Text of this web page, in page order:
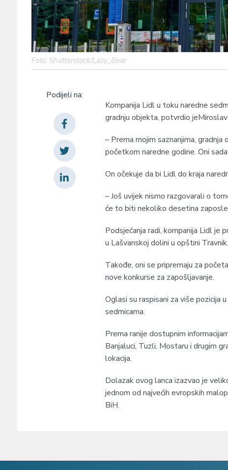
Foto: Shutterstock/Lazy_Bear
Podijeli na:
Kompanija Lidl u toku naredne
gradnju objekta, potvrdio
– Prema mojim saznanjima,
početkom naredne godine. Oni
On očekuje da bi Lidl do kraja
– Još uvijek nismo razgovarali o
će to biti nekoliko desetina
Podsjećanja radi, kompanija Lidl je
u Lašvanskoj dolini u opštini Travnik.
Takođe, oni se pripremaju za
nove konkurse za zapošljavanje.
Oglasi su raspisani za više pozicija
sedmicama.
Prema ranije dostupnim
Banjaluci, Tuzli, Mostaru i drugim
lokacija.
Dolazak ovog lanca izazvao je
jednom od najvećih evropskih
BiH.